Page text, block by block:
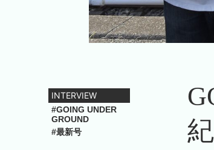
INTERVIEW
#GOING UNDER
GROUND
#最新号